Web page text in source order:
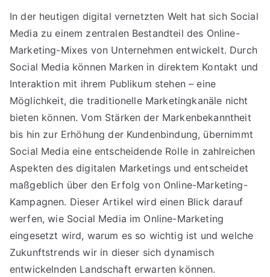
In der heutigen digital vernetzten Welt hat sich Social
Media zu einem zentralen Bestandteil des Online-
Marketing-Mixes von Unternehmen entwickelt. Durch
Social Media können Marken in direktem Kontakt und
Interaktion mit ihrem Publikum stehen – eine
Möglichkeit, die traditionelle Marketingkanäle nicht
bieten können. Vom Stärken der Markenbekanntheit
bis hin zur Erhöhung der Kundenbindung, übernimmt
Social Media eine entscheidende Rolle in zahlreichen
Aspekten des digitalen Marketings und entscheidet
maßgeblich über den Erfolg von Online-Marketing-
Kampagnen. Dieser Artikel wird einen Blick darauf
werfen, wie Social Media im Online-Marketing
eingesetzt wird, warum es so wichtig ist und welche
Zukunftstrends wir in dieser sich dynamisch
entwickelnden Landschaft erwarten können.